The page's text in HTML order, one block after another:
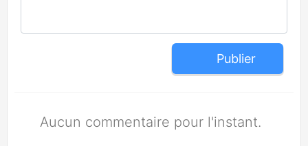
Publier
Aucun commentaire pour l'instant.